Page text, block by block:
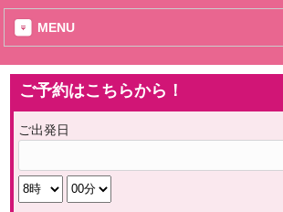
MENU
ご予約はこちらから！
ご出発日